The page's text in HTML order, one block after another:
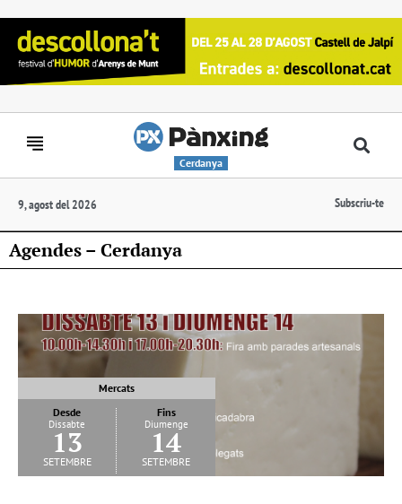
Cerdanya
9, agost del 2026 Subscriu-te
Agendes – Cerdanya
Mercats
Desde
Dissabte
13
setembre
Fins
Diumenge
14
setembre